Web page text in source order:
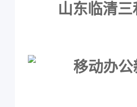
山东临清